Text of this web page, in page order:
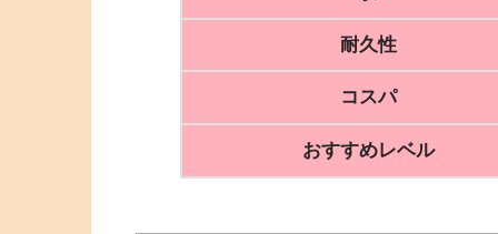
耐久性
コスパ
おすすめレベル